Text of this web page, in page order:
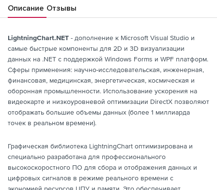
Описание Отзывы
LightningChart.NET - дополнение к Microsoft Visual Studio и
самые быстрые компоненты для 2D и 3D визуализации
данных на .NET с поддержкой Windows Forms и WPF платформ.
Сферы применения: научно-исследовательская, инженерная,
финансовая, медицинская, энергетическая, космическая и
оборонная промышленности. Использование ускорения на
видеокарте и низкоуровневой оптимизации DirectX позволяют
отображать большие объемы данных (более 1 миллиарда
точек в реальном времени).
Графическая библиотека LightningChart оптимизирована и
специально разработана для профессионального
высокоскоростного ПО для сбора и отображения данных и
цифровых сигналов в режиме реального времени с